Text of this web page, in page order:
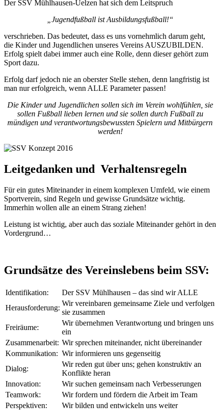
Der SSV Mühlhausen-Uelzen hat sich dem Leitspruch
„Jugendfußball ist Ausbildungsfußball!“
verschrieben. Das bedeutet, dass es uns vornehmlich darum geht,
die Kinder und Jugendlichen unseres Vereins AUSZUBILDEN.
Erfolg spielt dabei immer auch eine Rolle, denn dieser gehört zum
Sport dazu.
Erfolg darf jedoch nie an oberster Stelle stehen, denn langfristig ist
man nur erfolgreich, wenn ALLE Parameter passen!
Die Kinder und Jugendlichen sollen sich im Verein wohlfühlen, sie
sollen Fußball lieben lernen und sie sollen durch Fußball zu
mündigen und verantwortungsbewussten Spielern und Mitbürgern
werden!
Leitgedanken und Verhaltensregeln
Für ein gutes Miteinander in einem komplexen Umfeld, wie einem
Sportverein, sind Regeln und gewisse Grundsätze wichtig.
Immerhin wollen alle an einem Strang ziehen!
Leistung ist wichtig, aber auch das soziale Miteinander gehört in den
Vordergrund…
Grundsätze des Vereinslebens beim SSV:
Identifikation:
Der SSV Mühlhausen – das sind wir ALLE
Herausforderung:
Wir vereinbaren gemeinsame Ziele und verfolgen
sie zusammen
Freiräume:
Wir übernehmen Verantwortung und bringen uns
ein
Zusammenarbeit: Wir sprechen miteinander, nicht übereinander
Kommunikation: Wir informieren uns gegenseitig
Dialog:
Wir reden gut über uns; gehen konstruktiv an
Konflikte heran
Innovation:
Wir suchen gemeinsam nach Verbesserungen
Teamwork:
Wir fordern und fördern die Arbeit im Team
Perspektiven:
Wir bilden und entwickeln uns weiter